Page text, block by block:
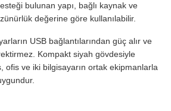
bulunan yapı, bağlı kaynak ve
değerine göre kullanılabilir.
USB bağlantılarından güç alır ve
Kompakt siyah gövdesiyle
ofis ve iki bilgisayarın ortak ekipmanlarla